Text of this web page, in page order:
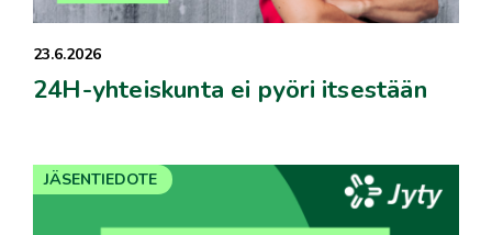
23.6.2026
24H-yhteiskunta ei pyöri itsestään
JÄSENTIEDOTE